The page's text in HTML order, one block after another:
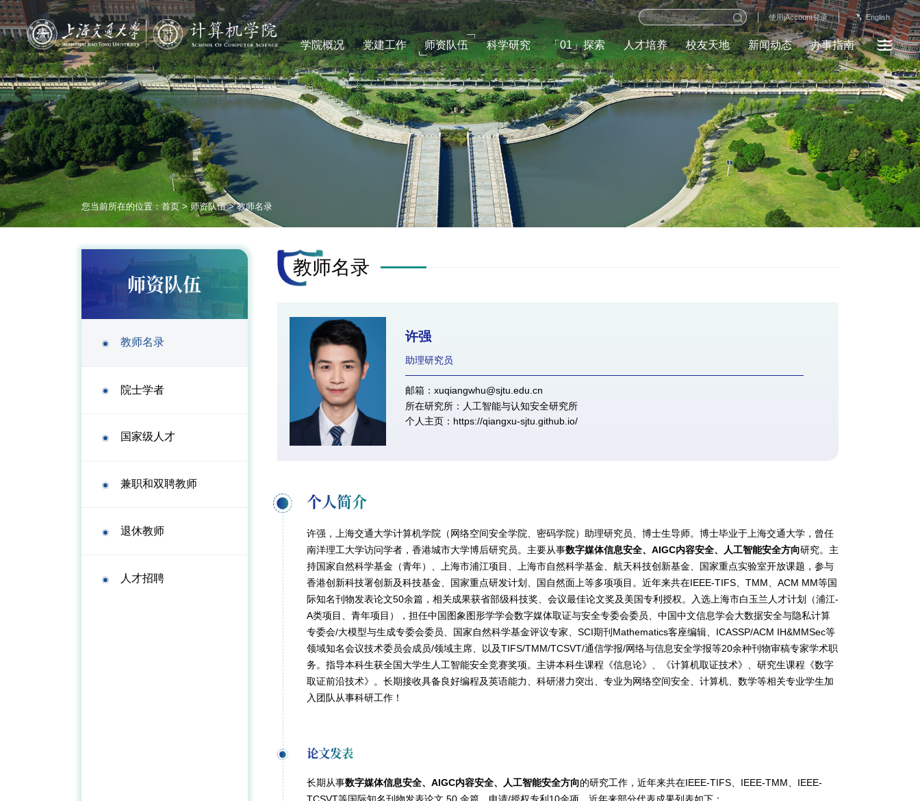
使用jAccount登录 English
学院概况 党建工作 师资队伍 科学研究 「01」探索 人才培养 校友天地 新闻动态 办事指南
您当前所在的位置： 首页>师资队伍>教师名录
师资队伍
教师名录
院士学者
国家级人才
兼职和双聘教师
退休教师
人才招聘
教师名录
许强
助理研究员
邮箱：xuqiangwhu@sjtu.edu.cn
所在研究所：人工智能与认知安全研究所
个人主页： https://qiangxu-sjtu.github.io/
个人简介
许强，上海交通大学计算机学院（网络空间安全学院、密码学院）助理研究员、博士生导师。博士毕业于上海交通大学，曾任
南洋理工大学访问学者，香港城市大学博后研究员。主要从事数字媒体信息安全、AIGC内容安全、人工智能安全方向研究。主
持国家自然科学基金（青年）、上海市浦江项目、上海市自然科学基金、航天科技创新基金、国家重点实验室开放课题，参与
香港创新科技署创新及科技基金、国家重点研发计划、国自然面上等多项项目。近年来共在IEEE-TIFS、TMM、ACM MM等国
际知名刊物发表论文50余篇，相关成果获省部级科技奖、会议最佳论文奖及美国专利授权。入选上海市白玉兰人才计划（浦江-
A类项目、青年项目），担任中国图象图形学学会数字媒体取证与安全专委会委员、中国中文信息学会大数据安全与隐私计算
专委会/大模型与生成专委会委员、 国家自然科学基金评议专家 、SCI期刊Mathematics客座编辑、ICASSP/ACM IH&MMSec等
领域知名会议技术委员会成员/领域主席、以及TIFS/TMM/TCSVT/通信学报/网络与信息安全学报等20余种刊物审稿专家学术职
务。指导本科生获全国大学生人工智能安全竞赛奖项。主讲本科生课程《信息论》、《计算机取证技术》、研究生课程《数字
取证前沿技术》。长期接收具备良好编程及英语能力、科研潜力突出、专业为网络空间安全、计算机、数学等相关专业学生加
入团队从事科研工作！
论文发表
长期从事数字媒体信息安全、AIGC内容安全、人工智能安全方向的研究工作 ，近年来共在IEEE-TIFS、 IEEE-TMM、 IEEE-